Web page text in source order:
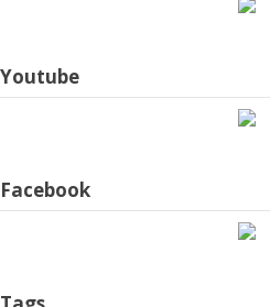
Youtube
Facebook